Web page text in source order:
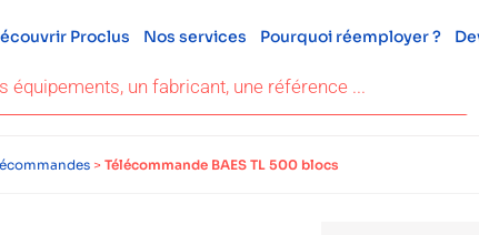
Proclus Nos services Pourquoi réemployer ?
> Télécommande BAES TL 500 blocs